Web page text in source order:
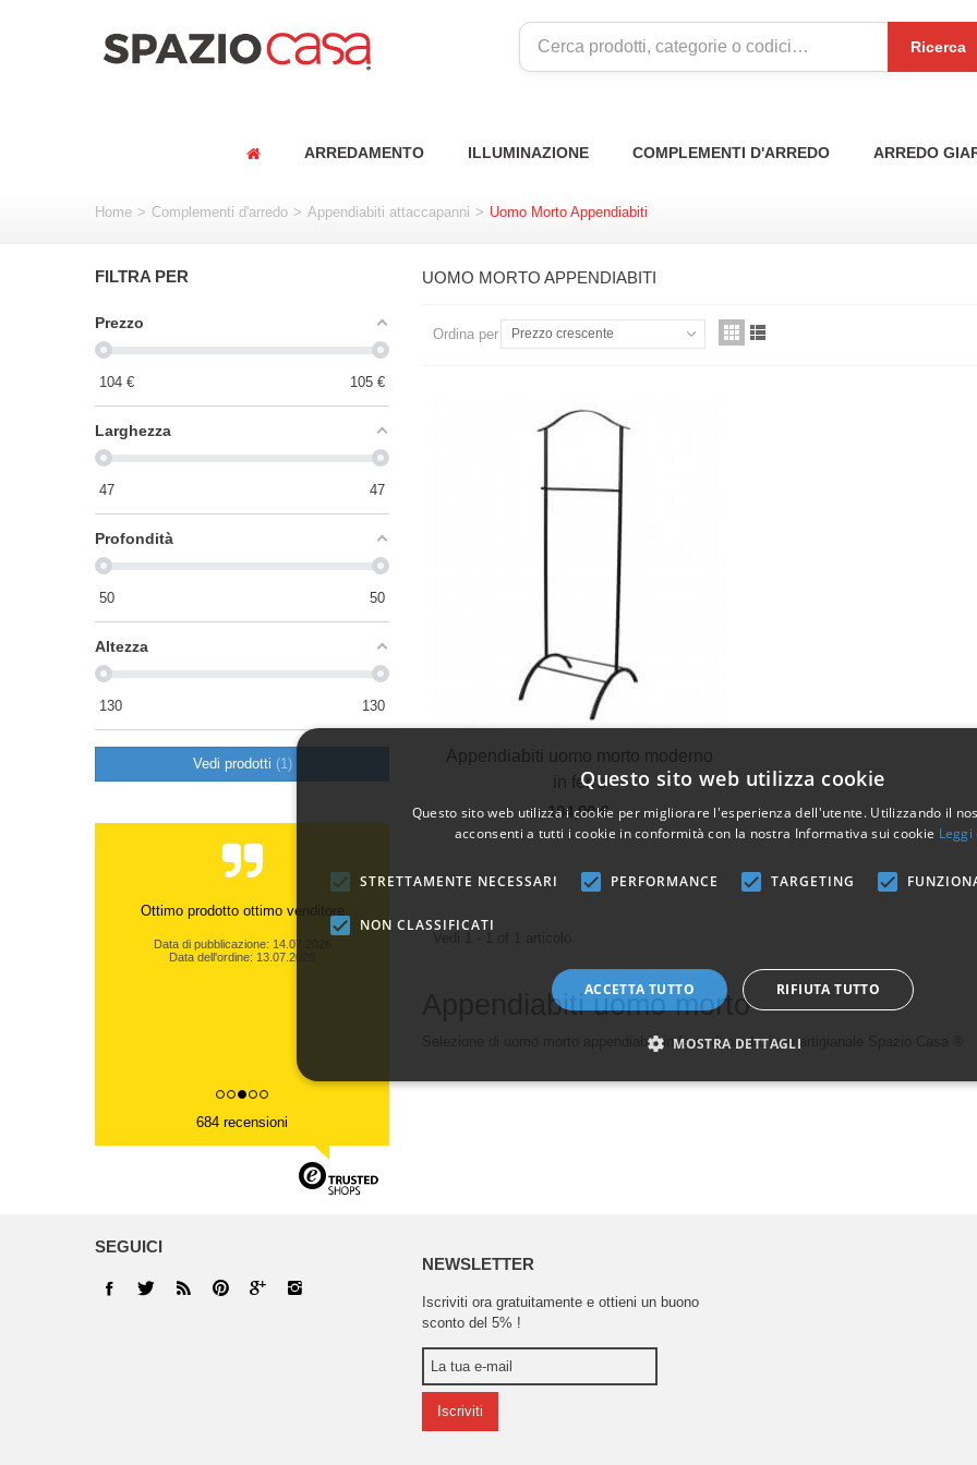
Ricerca
ARREDAMENTO ILLUMINAZIONE COMPLEMENTI D'ARREDO ARREDO
Home > Complementi d'arredo > Appendiabiti attaccapanni > Uomo Morto Appendiabiti
FILTRA PER
Prezzo
104 € 105 €
Larghezza
47 47
Profondità
50 50
Altezza
130 130
Vedi prodotti 1
Ottimo prodotto ottimo venditore
Data di pubblicazione: 14.07.2026
Data dell'ordine: 13.07.2026
684 recensioni
UOMO MORTO APPENDIABITI
Ordina per Prezzo crescente
Vista veloce
Appendiabiti uomo morto moderno
in ferro
104,90 €
Appendiabiti uomo morto
Selezione di uomo morto appendiabiti in ferro di produzione artigianale Spazio Casa ®
SEGUICI
NEWSLETTER
Iscriviti ora gratuitamente e ottieni un buono
sconto del 5% !
Iscriviti
Questo sito web utilizza cookie
Questo sito web utilizza i cookie per migliorare l'esperienza dell'utente. Utilizzando il
acconsenti a tutti i cookie in conformità con la nostra Informativa sui cookie
STRETTAMENTE NECESSARI PERFORMANCE TARGETING
NON CLASSIFICATI
ACCETTA TUTTO RIFIUTA TUTTO
MOSTRA DETTAGLI